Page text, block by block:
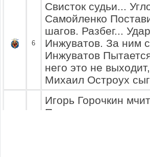
6
Свисток судьи...
Самойленко
шагов. Разбег...
Инжуватов. За ним
Инжуватов
него это не
Михаил Остроух
Игорь Горочкин
Принимает решение